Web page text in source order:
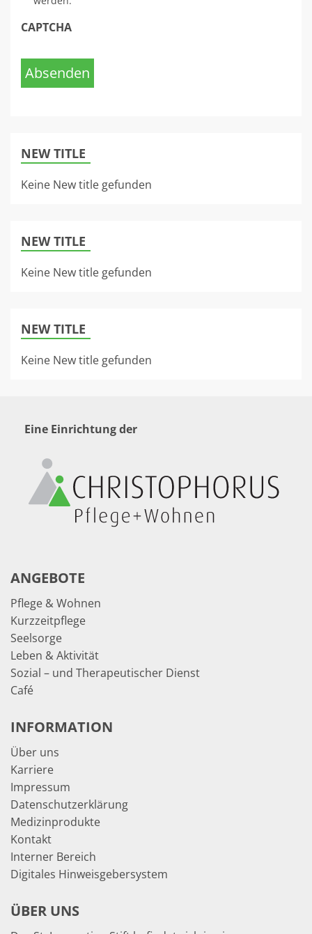
CAPTCHA
Absenden
NEW TITLE
Keine New title gefunden
NEW TITLE
Keine New title gefunden
NEW TITLE
Keine New title gefunden
Eine Einrichtung der
ANGEBOTE
Pflege & Wohnen
Kurzzeitpflege
Seelsorge
Leben & Aktivität
Sozial – und Therapeutischer Dienst
Café
INFORMATION
Über uns
Karriere
Impressum
Datenschutzerklärung
Medizinprodukte
Kontakt
Interner Bereich
Digitales Hinweisgebersystem
ÜBER UNS